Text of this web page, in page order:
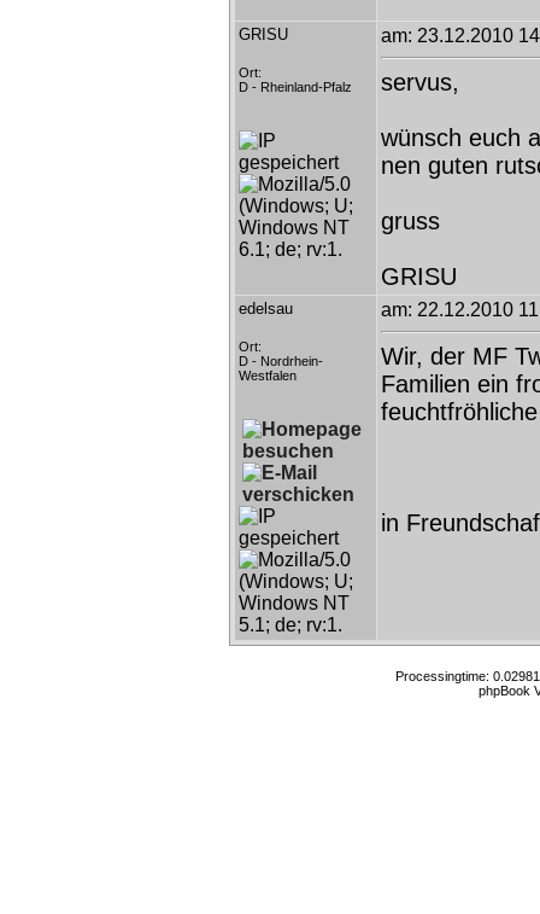
GRISU
Ort:
D - Rheinland-Pfalz
am: 23.12.2010
servus,
wünsch euch
nen guten
gruss
GRISU
edelsau
Ort:
D - Nordrhein-
Westfalen
am: 22.12.2010
Wir, der MF
Familien ein
in
Processingtime:
phpBook